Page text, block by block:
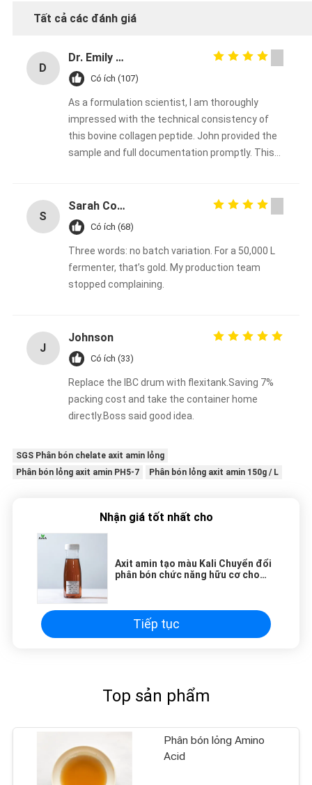
Tất cả các đánh giá
D
Dr. Emily Carter
Có ích (107)
As a formulation scientist, I am thoroughly
impressed with the technical consistency of
this bovine collagen peptide. John provided the
sample and full documentation promptly. This
or supplement brand.
S
Sarah Connors
Có ích (68)
Three words: no batch variation. For a 50,000 L
fermenter, that’s gold. My production team
stopped complaining.
J
Johnson
Có ích (33)
Replace the IBC drum with flexitank.Saving 7%
packing cost and take the container home
directly.Boss said good idea.
SGS Phân bón chelate axit amin lỏng
Phân bón lỏng axit amin PH5-7
Phân bón lỏng axit amin 150g / L
Nhận giá tốt nhất cho
Axit amin tạo màu Kali Chuyển đổi
phân bón chức năng hữu cơ cho
Tiếp tục
Top sản phẩm
Phân bón lỏng Amino
Acid